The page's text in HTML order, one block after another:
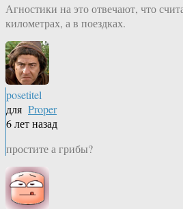
Агностики на это отвечают, что
километрах, а в поездках.
posetitel
для Proper
6 лет назад
простите а грибы?